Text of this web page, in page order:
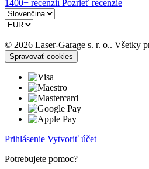
1400+ recenzií Pozrieť recenzie
© 2026 Laser-Garage s. r. o.. Všetky
Spravovať cookies
Prihlásenie Vytvoriť účet
Potrebujete pomoc?